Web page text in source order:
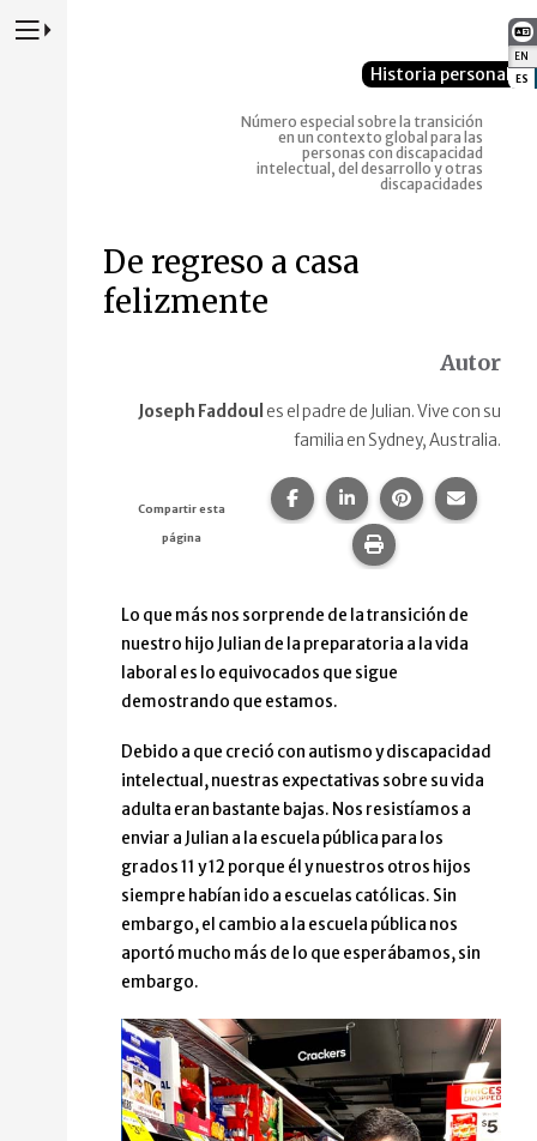
EN
ES
Presione para alternar la navegación principal del sitio web
Historia personal
Número especial sobre la transición
en un contexto global para las
personas con discapacidad
intelectual, del desarrollo y otras
discapacidades
De regreso a casa
felizmente
Autor
Joseph Faddoul es el padre de Julian. Vive con su
familia en Sydney, Australia.
Compartir esta
página
Compartir esta página en
Compartir esta
Compartir
Imprime esta
Lo que más nos sorprende de la transición de
nuestro hijo Julian de la preparatoria a la vida
laboral es lo equivocados que sigue
demostrando que estamos.
Debido a que creció con autismo y discapacidad
intelectual, nuestras expectativas sobre su vida
adulta eran bastante bajas. Nos resistíamos a
enviar a Julian a la escuela pública para los
grados 11 y 12 porque él y nuestros otros hijos
siempre habían ido a escuelas católicas. Sin
embargo, el cambio a la escuela pública nos
aportó mucho más de lo que esperábamos, sin
embargo.